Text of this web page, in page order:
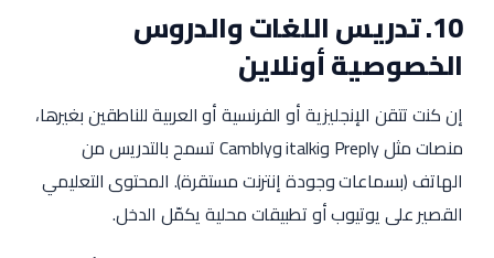
10. تدريس اللغات والدروس
الخصوصية أونلاين
إن كنت تتقن الإنجليزية أو الفرنسية أو العربية للناطقين بغيرها،
منصات مثل Preply وitalki وCambly تسمح بالتدريس من
الهاتف (بسماعات وجودة إنترنت مستقرة). المحتوى التعليمي
القصير على يوتيوب أو تطبيقات محلية يكمّل الدخل.